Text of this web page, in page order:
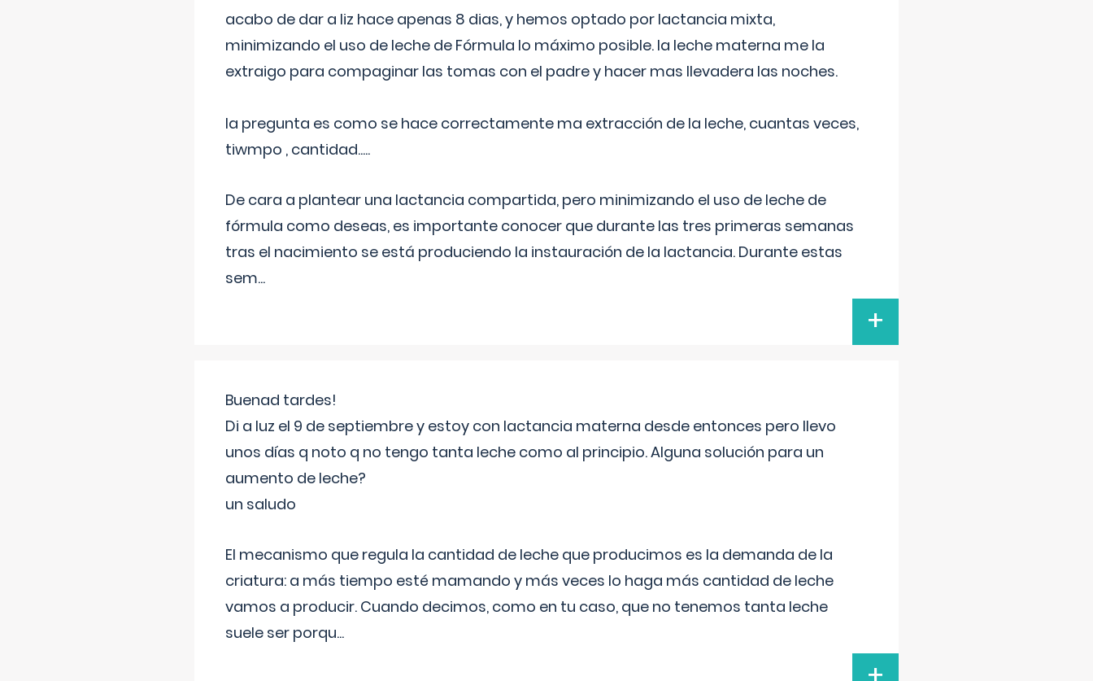
acabo de dar a liz hace apenas 8 dias, y hemos optado por lactancia mixta,
minimizando el uso de leche de Fórmula lo máximo posible. la leche materna me la
extraigo para compaginar las tomas con el padre y hacer mas llevadera las noches.
la pregunta es como se hace correctamente ma extracción de la leche, cuantas veces,
tiwmpo , cantidad.....
De cara a plantear una lactancia compartida, pero minimizando el uso de leche de
fórmula como deseas, es importante conocer que durante las tres primeras semanas
tras el nacimiento se está produciendo la instauración de la lactancia. Durante estas
sem...
+
Buenad tardes!
Di a luz el 9 de septiembre y estoy con lactancia materna desde entonces pero llevo
unos días q noto q no tengo tanta leche como al principio. Alguna solución para un
aumento de leche?
un saludo
El mecanismo que regula la cantidad de leche que producimos es la demanda de la
criatura: a más tiempo esté mamando y más veces lo haga más cantidad de leche
vamos a producir. Cuando decimos, como en tu caso, que no tenemos tanta leche
suele ser porqu...